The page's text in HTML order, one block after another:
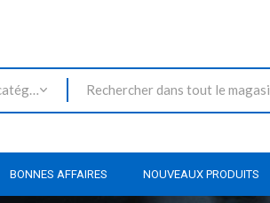
Toutes les catégories
BONNES AFFAIRES NOUVEAUX PRODUITS